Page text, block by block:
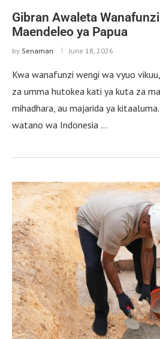
Gibran Awaleta
Maendeleo ya Papua
by Senaman June 18, 2026
Kwa wanafunzi wengi wa vyuo
za umma hutokea kati ya kuta za
mihadhara, au majarida ya
watano wa Indonesia …